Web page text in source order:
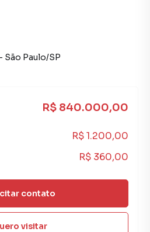
- São Paulo/SP
R$ 840.000,00
R$ 1.200,00
R$ 360,00
contato
visitar